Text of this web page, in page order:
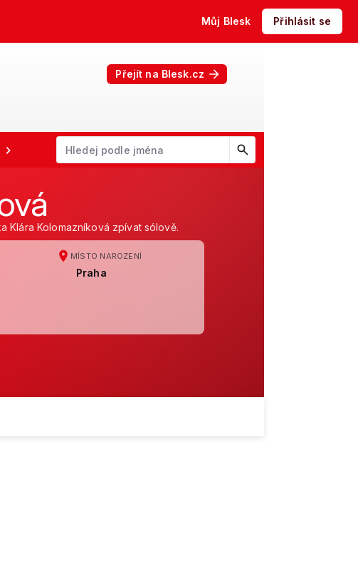
Můj Blesk Přihlásit se
Přejít na Blesk.cz
V Y Z
Začněte psát jméno. Šipkami dolů a nahoru procházejte návrhy,
Klára Kolomazníková zpívat sólově.
MÍSTO NAROZENÍ
Praha